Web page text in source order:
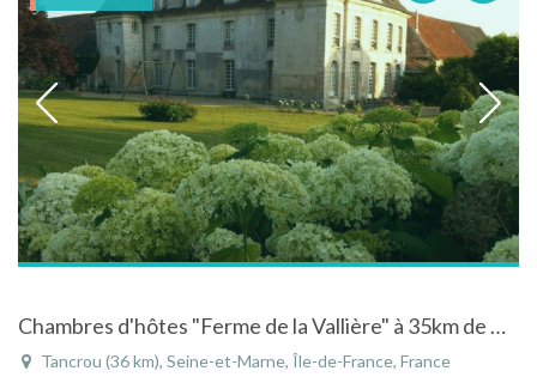
Chambres d'hôtes "Ferme de la Vallière" à 35km de Disneyland Paris
Tancrou (36 km), Seine-et-Marne, Île-de-France, France